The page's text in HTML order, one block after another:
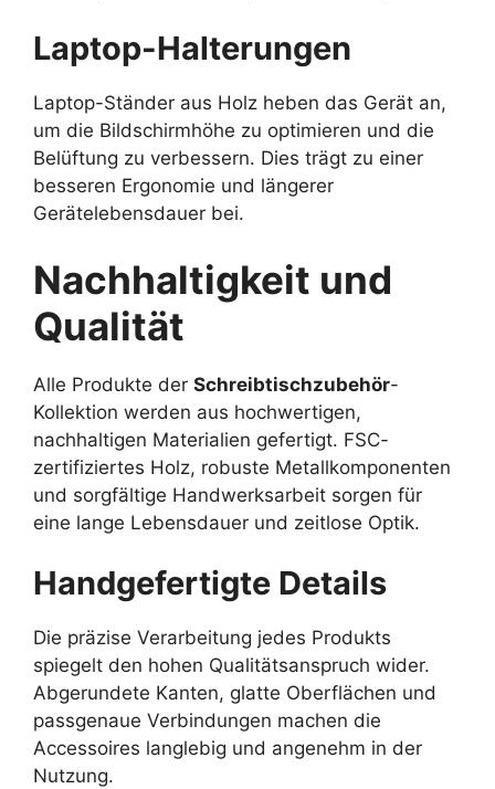
Laptop-Halterungen
Laptop-Ständer aus Holz heben das Gerät an,
um die Bildschirmhöhe zu optimieren und die
Belüftung zu verbessern. Dies trägt zu einer
besseren Ergonomie und längerer
Gerätelebensdauer bei.
Nachhaltigkeit und
Qualität
Alle Produkte der Schreibtischzubehör-
Kollektion werden aus hochwertigen,
nachhaltigen Materialien gefertigt. FSC-
zertifiziertes Holz, robuste Metallkomponenten
und sorgfältige Handwerksarbeit sorgen für
eine lange Lebensdauer und zeitlose Optik.
Handgefertigte Details
Die präzise Verarbeitung jedes Produkts
spiegelt den hohen Qualitätsanspruch wider.
Abgerundete Kanten, glatte Oberflächen und
passgenaue Verbindungen machen die
Accessoires langlebig und angenehm in der
Nutzung.